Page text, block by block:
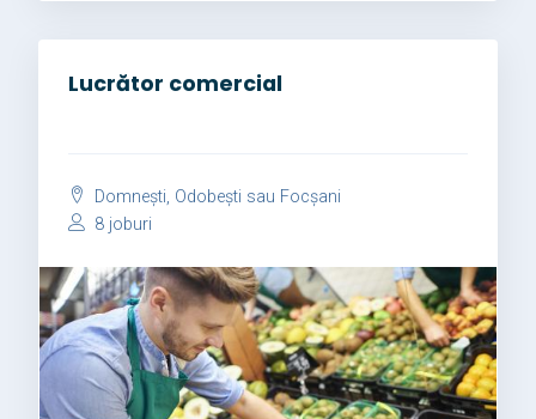
Lucrător comercial
Domnești, Odobești sau Focșani
8 joburi